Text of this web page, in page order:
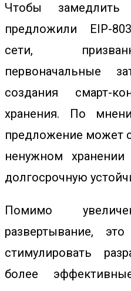
Чтобы замедлить
предложили EIP-
сети,
первоначальные
создания смарт-
хранения. По
предложение может
ненужном
долгосрочную
Помимо
развертывание, это
стимулировать
более